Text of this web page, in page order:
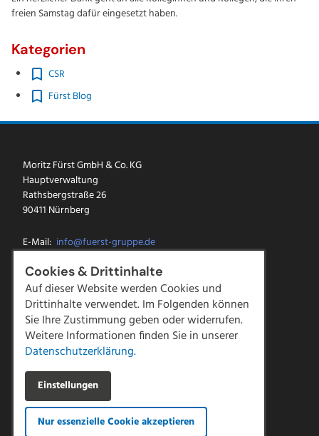
freien Samstag dafür eingesetzt haben.
Kategorien
CSR
Fürst Blog
Moritz Fürst GmbH & Co. KG
Hauptverwaltung
Rathsbergstraße 26
90411 Nürnberg
E-Mail: info@fuerst-gruppe.de
Fax: 0911 5213-100
Facebook
Instagram
LinkedIn
YouTube
Kontakt
Downloads
Impressum
Datenschutz
Cookies & Drittinhalte
Auf dieser Website werden Cookies und
Drittinhalte verwendet. Im Folgenden können
Sie Ihre Zustimmung geben oder widerrufen.
Weitere Informationen finden Sie in unserer
Datenschutzerklärung.
Einstellungen
Nur essenzielle Cookie akzeptieren